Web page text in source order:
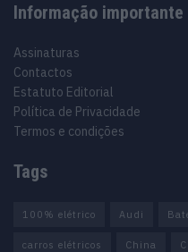
Informação importante
Assinaturas
Contactos
Estatuto Editorial
Política de Privacidade
Termos e condições
Tags
100% elétrico Audi
carros elétricos China